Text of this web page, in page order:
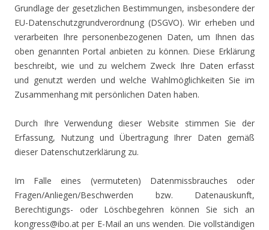
Grundlage der gesetzlichen Bestimmungen, insbesondere der
EU-Datenschutzgrundverordnung (DSGVO). Wir erheben und
verarbeiten Ihre personenbezogenen Daten, um Ihnen das
oben genannten Portal anbieten zu können. Diese Erklärung
beschreibt, wie und zu welchem Zweck Ihre Daten erfasst
und genutzt werden und welche Wahlmöglichkeiten Sie im
Zusammenhang mit persönlichen Daten haben.
Durch Ihre Verwendung dieser Website stimmen Sie der
Erfassung, Nutzung und Übertragung Ihrer Daten gemäß
dieser Datenschutzerklärung zu.
Im Falle eines (vermuteten) Datenmissbrauches oder
Fragen/Anliegen/Beschwerden bzw. Datenauskunft,
Berechtigungs- oder Löschbegehren können Sie sich an
kongress@ibo.at per E-Mail an uns wenden. Die vollständigen